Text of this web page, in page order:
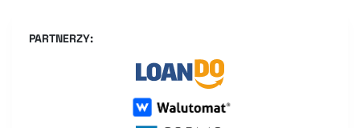
PARTNERZY: